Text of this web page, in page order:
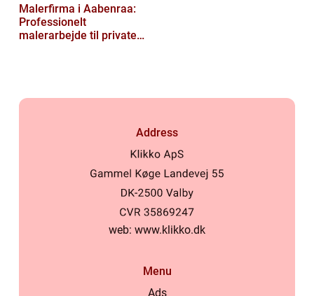
Malerfirma i Aabenraa:
Professionelt
malerarbejde til private
Address
web: www.klikko.dk
Menu
Ads